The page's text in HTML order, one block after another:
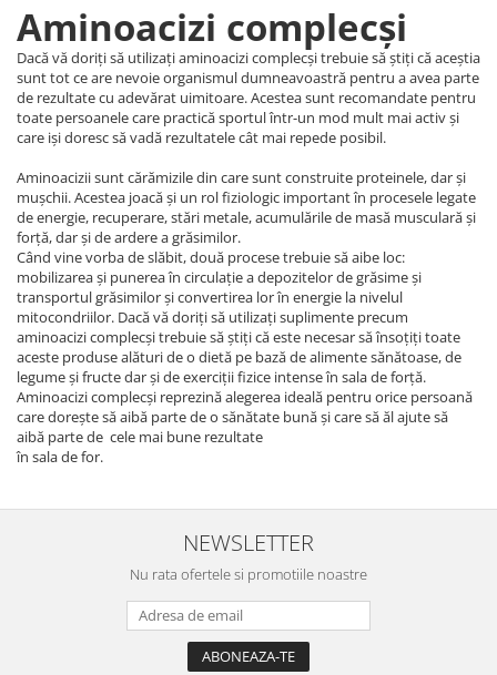
Aminoacizi complecși
Dacă vă doriți să utilizați aminoacizi complecși trebuie să știți că aceștia
sunt tot ce are nevoie organismul dumneavoastră pentru a avea parte
de rezultate cu adevărat uimitoare. Acestea sunt recomandate pentru
toate persoanele care practică sportul într-un mod mult mai activ și
care iși doresc să vadă rezultatele cât mai repede posibil.
Aminoacizii sunt cărămizile din care sunt construite proteinele, dar și
mușchii. Acestea joacă și un rol fiziologic important în procesele legate
de energie, recuperare, stări metale, acumulările de masă musculară și
forță, dar și de ardere a grăsimilor.
Când vine vorba de slăbit, două procese trebuie să aibe loc:
mobilizarea și punerea în circulație a depozitelor de grăsime și
transportul grăsimilor și convertirea lor în energie la nivelul
mitocondriilor. Dacă vă doriți să utilizați suplimente precum
aminoacizi complecși trebuie să știți că este necesar să însoțiți toate
aceste produse alături de o dietă pe bază de alimente sănătoase, de
legume și fructe dar și de exerciții fizice intense în sala de forță.
Aminoacizi complecși reprezină alegerea ideală pentru orice persoană
care dorește să aibă parte de o sănătate bună și care să ăl ajute să
aibă parte de cele mai bune rezultate
în sala de for.
NEWSLETTER
Nu rata ofertele si promotiile noastre